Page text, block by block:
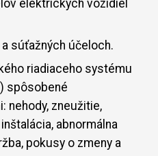
elektrických vozidiel
súťažných účeloch.
riadiaceho systému
spôsobené
nehody, zneužitie,
abnormálna
pokusy o zmeny a